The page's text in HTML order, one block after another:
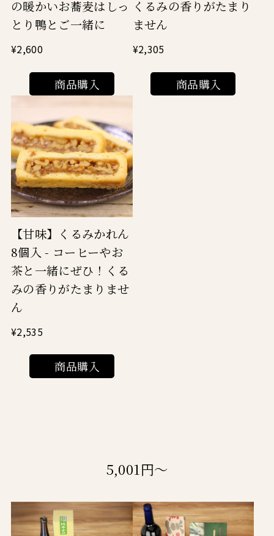
の暖かいお蕎麦はしっ
とり鴨とご一緒に
¥2,600
商品購入
くるみの香りがたまり
ません
¥2,305
商品購入
【甘味】くるみかれん
8個入 - コーヒーやお
茶と一緒にぜひ！くる
みの香りがたまりませ
ん
¥2,535
商品購入
5,001円～